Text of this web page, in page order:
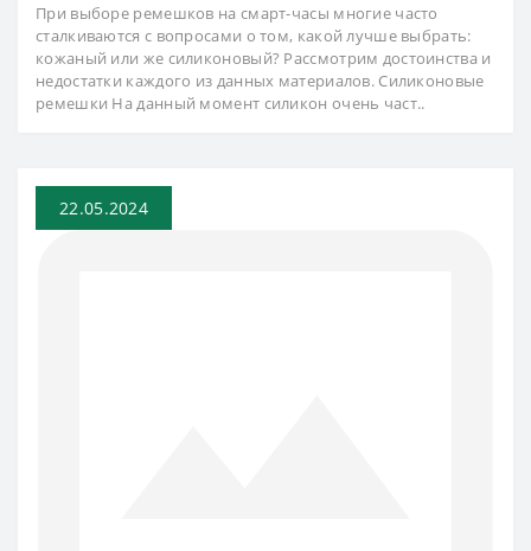
При выборе ремешков на смарт-часы многие часто
сталкиваются с вопросами о том, какой лучше выбрать:
кожаный или же силиконовый? Рассмотрим достоинства и
недостатки каждого из данных материалов. Силиконовые
ремешки На данный момент силикон очень част..
22.05.2024